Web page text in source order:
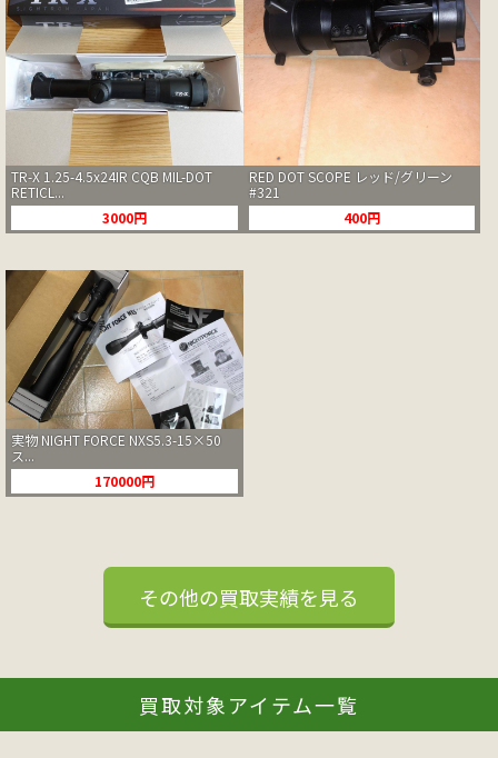
TR-X 1.25-4.5x24IR CQB MIL-DOT
RETICL...
3000円
RED DOT SCOPE レッド/グリーン
#321
400円
実物 NIGHT FORCE NXS5.3-15×50
ス...
170000円
その他の買取実績を見る
買取対象アイテム一覧